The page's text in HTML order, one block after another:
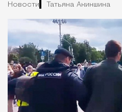
Новости Татьяна Акиншина